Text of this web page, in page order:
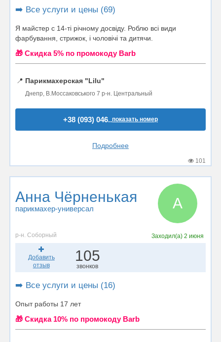
➡️ Все услуги и цены (69)
Я майстер с 14-ті річному досвіду. Роблю всі види
фарбування, стрижок, і чоловічі та дитячи.
🎁 Cкидка 5% по промокоду Barb
📍 Парикмахерская "Lilu"
Днепр, В.Моссаковського 7 р-н. Центральный
+38 (093) 046..показать номер
Подробнее
101
Анна Чёрненькая
парикмахер-универсал А
р-н. Соборный Заходил(а)2 июня
Добавить
отзыв
105
звонков
➡️ Все услуги и цены (16)
Опыт работы 17 лет
🎁 Cкидка 10% по промокоду Barb